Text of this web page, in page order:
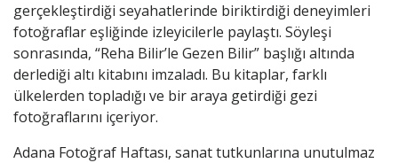
gerçekleştirdiği seyahatlerinde biriktirdiği deneyimleri
fotoğraflar eşliğinde izleyicilerle paylaştı. Söyleşi
sonrasında, “Reha Bilir’le Gezen Bilir” başlığı altında
derlediği altı kitabını imzaladı. Bu kitaplar, farklı
ülkelerden topladığı ve bir araya getirdiği gezi
fotoğraflarını içeriyor.
Adana Fotoğraf Haftası, sanat tutkunlarına unutulmaz